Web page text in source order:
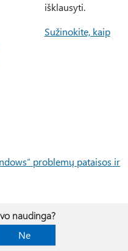
išklausyti.
Sužinokite, kaip
problemų pataisos ir
naudinga?
Ne